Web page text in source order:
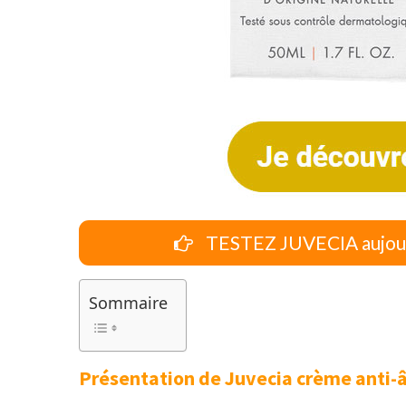
TESTEZ JUVECIA
Sommaire
Présentation de Juvecia crème anti-